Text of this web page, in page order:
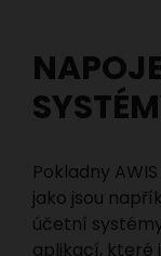
Pokladny
jako jsou
účetní
aplikací, které